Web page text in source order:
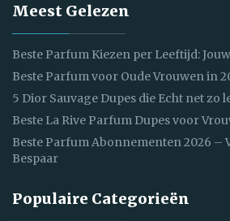
Meest Gelezen
Beste Parfum Kiezen per Leeftijd:
Beste Parfum voor Oude Vrouwen in
5 Dior Sauvage Dupes die Echt net zo
Beste La Rive Parfum Dupes voor
Beste Parfum Abonnementen 2026 –
Bespaar
Populaire Categorieën